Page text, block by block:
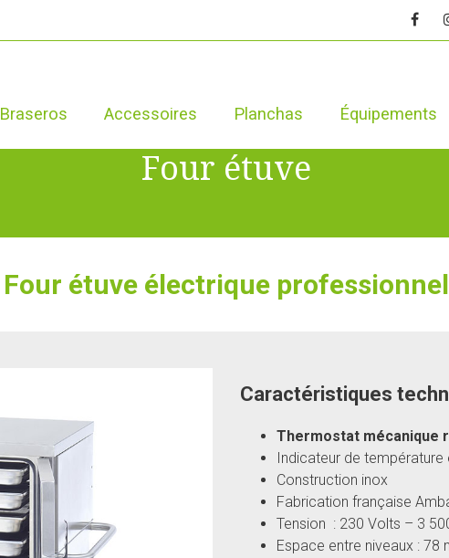
Braseros Accessoires Planchas Équipements
Four étuve
Four étuve électrique professionnel
Caractéristiques
Thermostat mécanique
Indicateur de température
Construction inox
Fabrication française
Tension : 230 Volts – 3
Espace entre niveaux : 78